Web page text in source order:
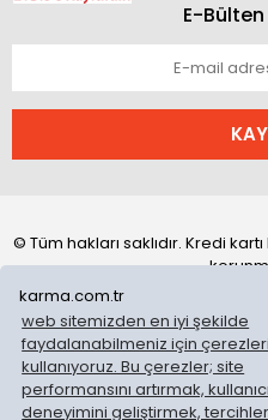
karma.com.tr
web sitemizden en iyi şekilde
faydalanabilmeniz için çerezleri
kullanıyoruz. Bu çerezler; site
performansını artırmak, kullanıcı
deneyimini geliştirmek,
E-
© Tüm hakları saklıdır. Kredi
ONLİNE